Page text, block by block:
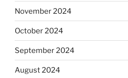
November 2024
October 2024
September 2024
August 2024